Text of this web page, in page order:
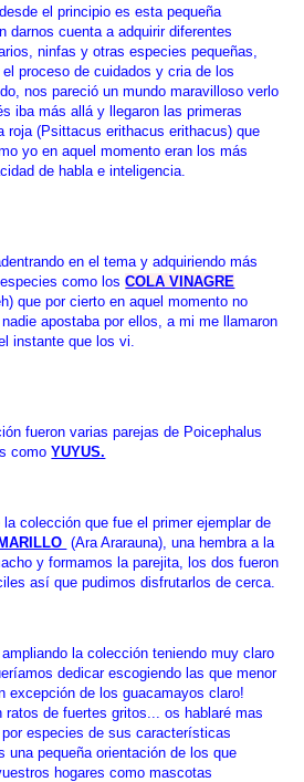
el principio es esta pequeña
darnos cuenta a adquirir diferentes
ninfas y otras especies pequeñas,
proceso de cuidados y cria de los
nos pareció un mundo maravilloso verlo
iba más allá y llegaron las primeras
roja (Psittacus erithacus erithacus) que
yo en aquel momento eran los más
de habla e inteligencia.
en el tema y adquiriendo más
como losCOLA VINAGRE
que por cierto en aquel momento no
apostaba por ellos, a mi me llamaron
instante que los vi.
fueron varias parejas de Poicephalus
comoYUYUS.
colección que fue el primer ejemplar de
(Ara Ararauna), una hembra a la
y formamos la parejita, los dos fueron
así que pudimos disfrutarlos de cerca.
la colección teniendo muy claro
dedicar escogiendo las que menor
excepción de los guacamayos claro!
ratos de fuertes gritos... os hablaré mas
especies de sus características
una pequeña orientación de los que
hogares como mascotas